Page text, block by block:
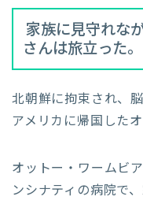
家族に見守れな
さんは旅立った。
北朝鮮に拘束され、
アメリカに帰国した
オットー・ワームビ
ンシナティの病院で